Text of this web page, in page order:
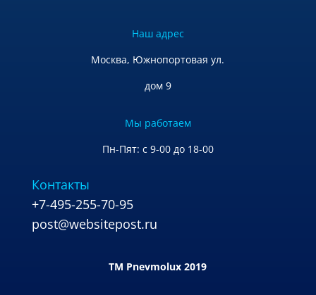
Наш адрес
Москва, Южнопортовая ул.
дом 9
Мы работаем
Пн-Пят: с 9-00 до 18-00
Контакты
+7-495-255-70-95
post@websitepost.ru
TM Pnevmolux 2019